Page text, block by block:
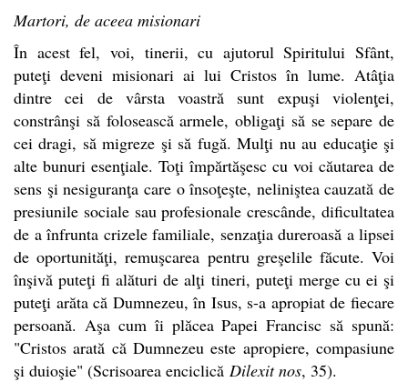
Martori, de aceea misionari
În acest fel, voi, tinerii, cu ajutorul Spiritului Sfânt,
puteţi deveni misionari ai lui Cristos în lume. Atâţia
dintre cei de vârsta voastră sunt expuşi violenţei,
constrânşi să folosească armele, obligaţi să se separe de
cei dragi, să migreze şi să fugă. Mulţi nu au educaţie şi
alte bunuri esenţiale. Toţi împărtăşesc cu voi căutarea de
sens şi nesiguranţa care o însoţeşte, neliniştea cauzată de
presiunile sociale sau profesionale crescânde, dificultatea
de a înfrunta crizele familiale, senzaţia dureroasă a lipsei
de oportunităţi, remuşcarea pentru greşelile făcute. Voi
înşivă puteţi fi alături de alţi tineri, puteţi merge cu ei şi
puteţi arăta că Dumnezeu, în Isus, s-a apropiat de fiecare
persoană. Aşa cum îi plăcea Papei Francisc să spună:
"Cristos arată că Dumnezeu este apropiere, compasiune
şi duioşie" (Scrisoarea enciclică Dilexit nos, 35).